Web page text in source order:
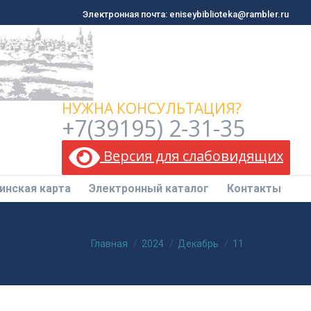
Электронная почта: eniseybiblioteka@rambler.ru
НУЖНА КОНСУЛЬТАЦИЯ?
+7(39195) 2-31-35
Версия для слабовидящих
карта Электронный каталог Контакты
Вы здесь:
Главная 2024 Декабрь 11
Электронная почта: eniseybiblioteka@rambler.ru
карта Электронный каталог